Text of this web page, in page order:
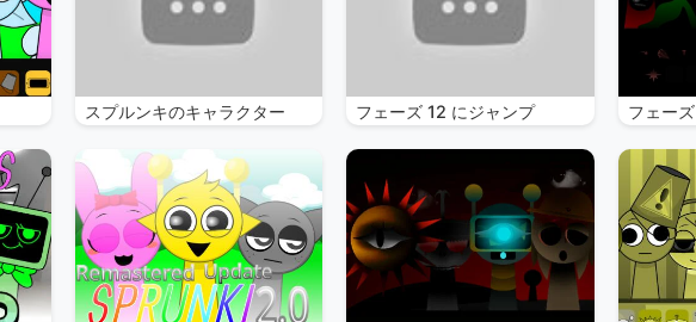
スプルンキのキャラクター フェーズ 12 にジャンプ フェー